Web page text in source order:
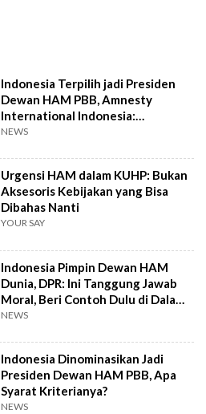
Indonesia Terpilih jadi Presiden
Dewan HAM PBB, Amnesty
International Indonesia:
Kebanggaan Semu!
NEWS
Urgensi HAM dalam KUHP: Bukan
Aksesoris Kebijakan yang Bisa
Dibahas Nanti
YOUR SAY
Indonesia Pimpin Dewan HAM
Dunia, DPR: Ini Tanggung Jawab
Moral, Beri Contoh Dulu di Dalam
Negeri
NEWS
Indonesia Dinominasikan Jadi
Presiden Dewan HAM PBB, Apa
Syarat Kriterianya?
NEWS